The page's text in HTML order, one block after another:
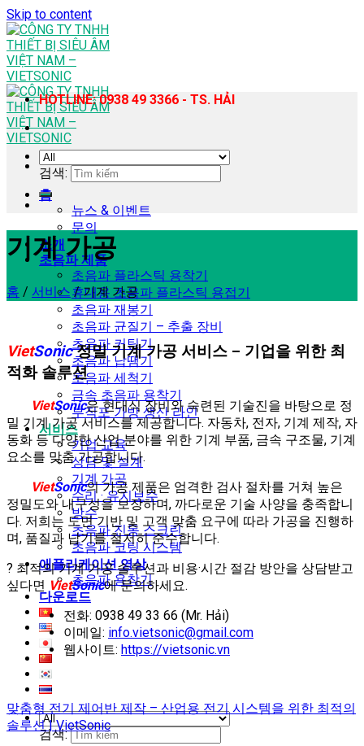
Skip to content
홈
뉴스 & 이벤트
문의
소개
초음파 제품
초음파 플라스틱 용착기
휴대용 초음파 플라스틱 용접기
초음파 재봉기
초음파 균질기 – 추출 장비
초음파 커팅기
초음파 납땜기
초음파 세척기
금속 초음파 용착기
부직포 가방 생산 라인
서비스
기업 교육
상담 및 설계
기계 가공
수리 · 유지보수
방수
초음파 진동 스크린
초음파 코팅 시스템
애플리케이션 영상
초음파 용착기
다운로드
검색:
HOTLINE: 0938 49 3366 - TS. HẢI
검색:
기계 가공
홈 / 서비스 /기계 가공
VietSonic정밀 기계 가공 서비스 – 기업을 위한 최
적화 솔루션
VietSonic은 현대식 장비와 숙련된 기술진을 바탕으로 정
밀 기계 가공 서비스를 제공합니다. 자동차, 전자, 기계 제작, 자
동화 등 다양한 산업 분야를 위한 기계 부품, 금속 구조물, 기계
요소를 맞춤 가공합니다.
VietSonic의 가공 제품은 엄격한 검사 절차를 거쳐 높은
정밀도와 내구성을 보장하며, 까다로운 기술 사양을 충족합니
다. 저희는 도면 기반 및 고객 맞춤 요구에 따라 가공을 진행하
며, 품질과 납기를 철저히 준수합니다.
? 최적의 기계 가공 솔루션과 비용·시간 절감 방안을 상담받고
싶다면 VietSonic에 문의하세요.
전화: 0938 49 33 66 (Mr. Hải)
이메일: info.vietsonic@gmail.com
웹사이트: https://vietsonic.vn
맞춤형 전기 제어반 제작 – 산업용 전기 시스템을 위한 최적의
솔루션 | VietSonic